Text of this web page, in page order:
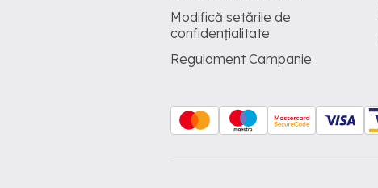
Modifică setările de
confidențialitate
Regulament Campanie